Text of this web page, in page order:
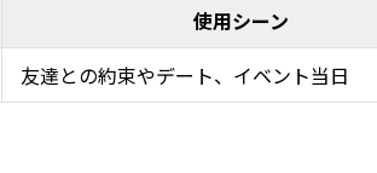
使用シーン
友達との約束やデート、イベント当日